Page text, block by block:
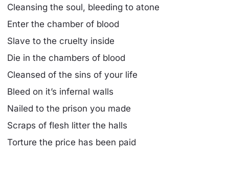
Cleansing the soul, bleeding to atone
Enter the chamber of blood
Slave to the cruelty inside
Die in the chambers of blood
Cleansed of the sins of your life
Bleed on it’s infernal walls
Nailed to the prison you made
Scraps of flesh litter the halls
Torture the price has been paid